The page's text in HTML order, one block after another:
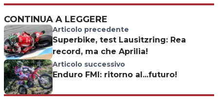
CONTINUA A LEGGERE
Articolo precedente
Superbike, test Lausitzring: Rea
record, ma che Aprilia!
Articolo successivo
Enduro FMI: ritorno al...futuro!